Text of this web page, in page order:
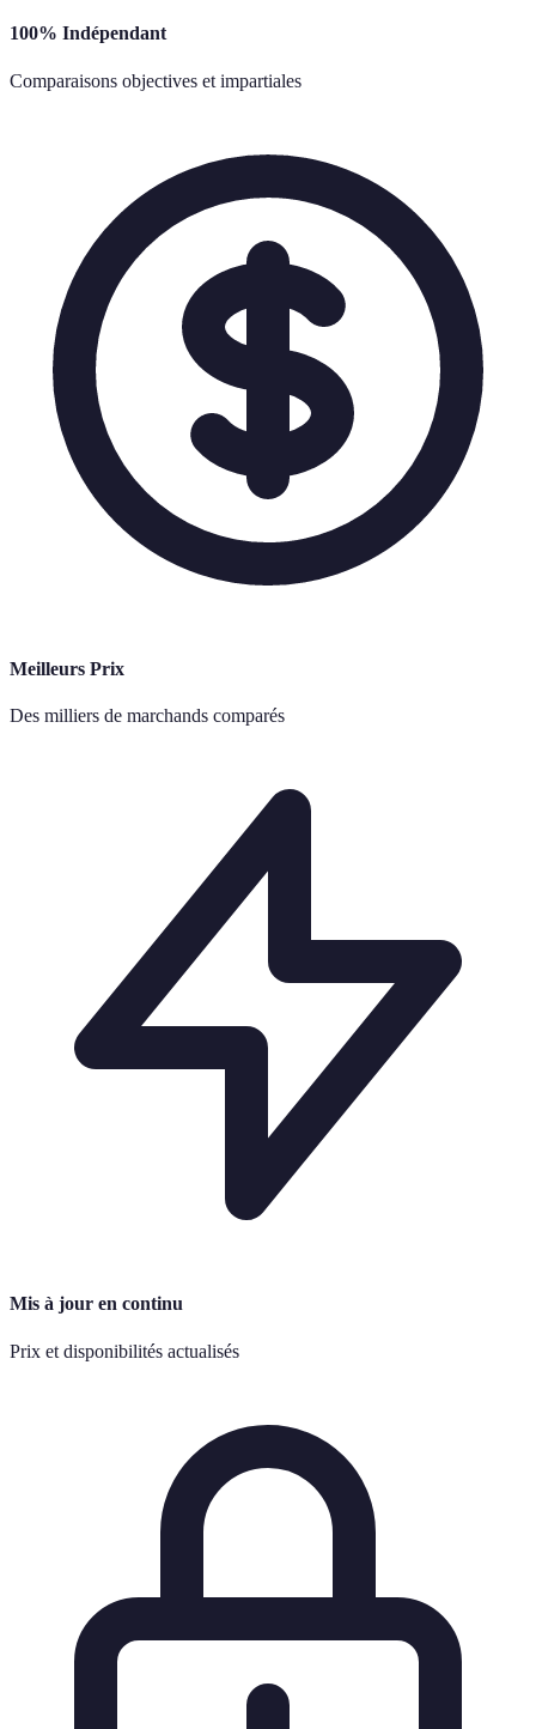
100% Indépendant
Comparaisons objectives et impartiales
Meilleurs Prix
Des milliers de marchands comparés
Mis à jour en continu
Prix et disponibilités actualisés